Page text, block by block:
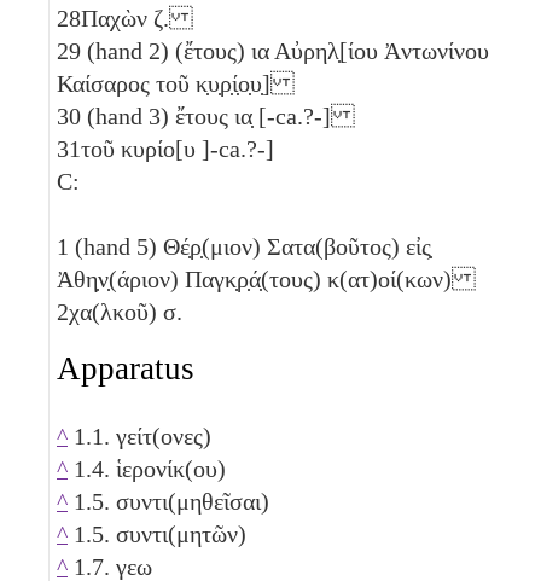
28Παχὼν ζ.
29 (hand 2) (ἔτους) ια Αὐρηλ̣[ίου Ἀντωνίνου
Καίσαρος τοῦ κ̣υ̣ρ̣ί̣ο̣υ̣]
30 (hand 3) ἔτους ια̣ [-ca.?-]
31τοῦ κυρίο[υ ]-ca.?-]
C:
1 (hand 5) Θέ̣ρ̣(μιον) Σατα(βοῦτος) εἰς̣
Ἀθη̣ν̣(άριον) Παγκ̣ρ̣ά̣(τους) κ(ατ)οί(κων)
2χα(λκοῦ) σ.
Apparatus
^ 1.1. γείτ(ονες)
^ 1.4. ἱερονίκ(ου)
^ 1.5. συντι(μηθεῖσαι)
^ 1.5. συντι(μητῶν)
^ 1.7. γεω